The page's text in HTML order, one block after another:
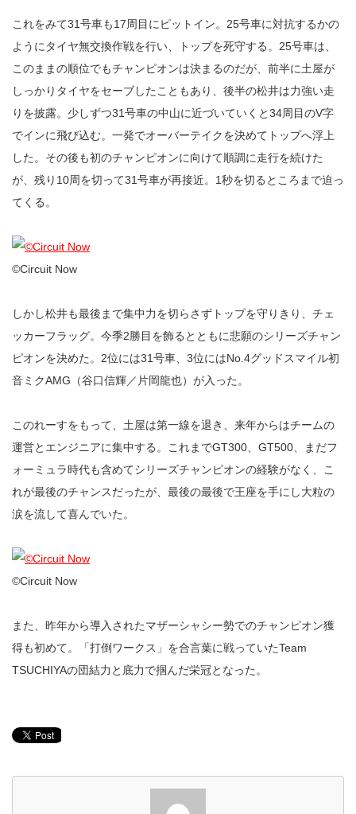
これをみて31号車も17周目にピットイン。25号車に対抗するかの
ようにタイヤ無交換作戦を行い、トップを死守する。25号車は、
このままの順位でもチャンピオンは決まるのだが、前半に土屋が
しっかりタイヤをセーブしたこともあり、後半の松井は力強い走
りを披露。少しずつ31号車の中山に近づいていくと34周目のV字
でインに飛び込む。一発でオーバーテイクを決めてトップへ浮上
した。その後も初のチャンピオンに向けて順調に走行を続けた
が、残り10周を切って31号車が再接近。1秒を切るところまで迫っ
てくる。
©︎Circuit Now
しかし松井も最後まで集中力を切らさずトップを守りきり、チェ
ッカーフラッグ。今季2勝目を飾るとともに悲願のシリーズチャン
ピオンを決めた。2位には31号車、3位にはNo.4グッドスマイル初
音ミクAMG（谷口信輝／片岡龍也）が入った。
このれーすをもって、土屋は第一線を退き、来年からはチームの
運営とエンジニアに集中する。これまでGT300、GT500、まだフ
ォーミュラ時代も含めてシリーズチャンピオンの経験がなく、こ
れが最後のチャンスだったが、最後の最後で王座を手にし大粒の
涙を流して喜んでいた。
©︎Circuit Now
また、昨年から導入されたマザーシャシー勢でのチャンピオン獲
得も初めて。「打倒ワークス」を合言葉に戦っていたTeam
TSUCHIYAの団結力と底力で掴んだ栄冠となった。